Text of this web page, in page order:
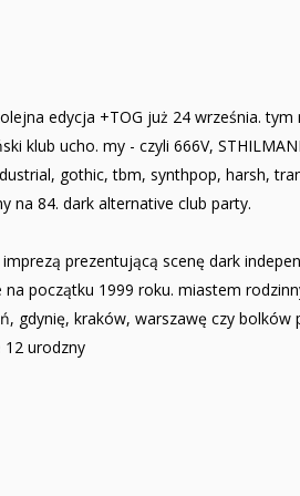
edycja +TOG już 24 września.
klub ucho. my - czyli 666V,
gothic, tbm, synthpop, harsh,
na 84. dark alternative club party.
prezentującą scenę dark
początku 1999 roku. miastem
gdynię, kraków, warszawę czy bolków
12 urodzny